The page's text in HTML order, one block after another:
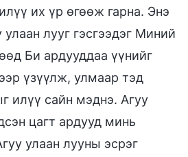
их үр өгөөж гарна. Энэ
улаан лууг гэсгээдэг Миний
Би ардууддаа үүнийг
үзүүлж, улмаар тэд
илүү сайн мэднэ. Агуу
цагт ардууд минь
улаан лууны эсрэг